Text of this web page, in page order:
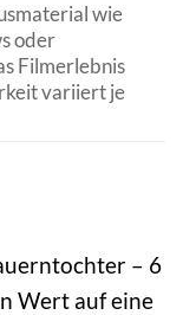
wie
oder
Filmerlebnis
variiert je
– 6
Wert auf eine